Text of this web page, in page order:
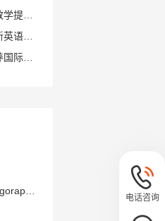
VIPKID 如何通过餐厅点餐教学提升少儿英语应用能力？
VIPKID 如何用酒店场景革新英语教学？
VIPKID 如何用英语日记培养国际化人才？
agoraphobic 是什么意思_agoraphobic 怎么读_音标ˌægərəˈfəʊbɪk
电话咨询